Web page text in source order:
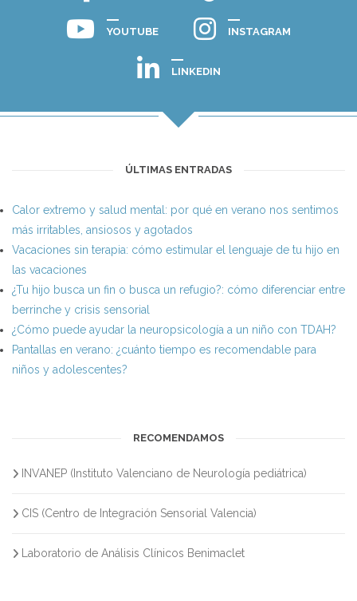
YOUTUBE INSTAGRAM
LINKEDIN
ÚLTIMAS ENTRADAS
Calor extremo y salud mental: por qué en verano nos sentimos
más irritables, ansiosos y agotados
Vacaciones sin terapia: cómo estimular el lenguaje de tu hijo en
las vacaciones
¿Tu hijo busca un fin o busca un refugio?: cómo diferenciar entre
berrinche y crisis sensorial
¿Cómo puede ayudar la neuropsicología a un niño con TDAH?
Pantallas en verano: ¿cuánto tiempo es recomendable para
niños y adolescentes?
RECOMENDAMOS
INVANEP (Instituto Valenciano de Neurología pediátrica)
CIS (Centro de Integración Sensorial Valencia)
Laboratorio de Análisis Clínicos Benimaclet